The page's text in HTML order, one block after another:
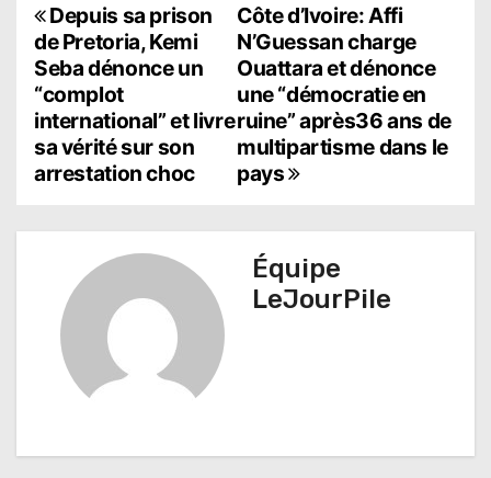
N
a
v
i
g
a
Côte d’Ivoire: Affi
N’Guessan charge
Ouattara et dénonce
une “démocratie en
ruine” après36 ans de
multipartisme dans le
pays
Depuis sa prison
de Pretoria, Kemi
Seba dénonce un
“complot
international” et livre
sa vérité sur son
arrestation choc
Équipe
LeJourPile